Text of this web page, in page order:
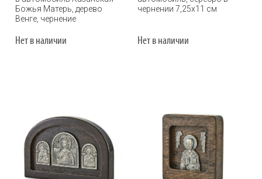
Божья Матерь, дерево
Венге, чернение
Нет в наличии
чернении 7,25х11 см
Нет в наличии